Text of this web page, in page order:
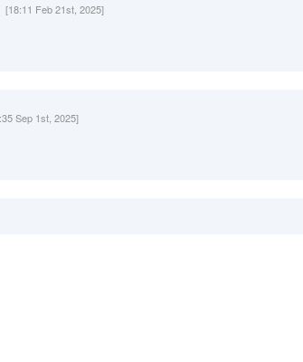
[18:11 Feb 21st, 2025]
Sep 1st, 2025]